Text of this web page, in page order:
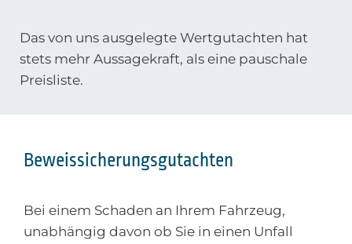
Das von uns ausgelegte Wertgutachten hat
stets mehr Aussagekraft, als eine pauschale
Preisliste.
Beweissicherungsgutachten
Bei einem Schaden an Ihrem Fahrzeug,
unabhängig davon ob Sie in einen Unfall